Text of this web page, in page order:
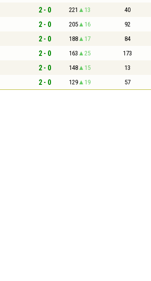
2 - 0 221 13 40
2 - 0 205 16 92
2 - 0 188 17 84
2 - 0 163 25 173
2 - 0 148 15 13
2 - 0 129 19 57